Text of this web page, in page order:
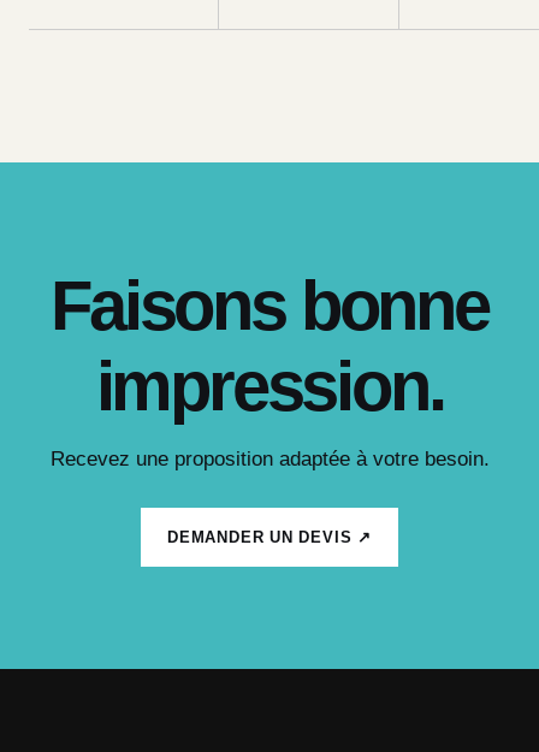
Faisons bonne
impression.
Recevez une proposition adaptée à votre besoin.
DEMANDER UN DEVIS ↗